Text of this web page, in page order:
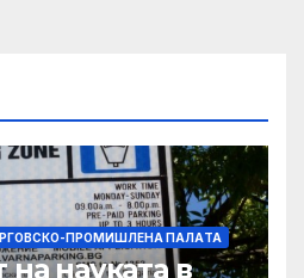
ПРОМИШЛЕНА ПАЛAТА
науката в